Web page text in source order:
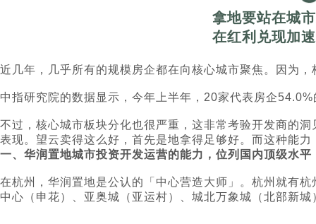
拿地要站在城
在红利兑现加
近几年，几乎所有的规模房企都在向核心城市聚焦。因为
中指研究院的数据显示，今年上半年，20家代表房企
不过，核心城市板块分化也很严重，这非常考验开发商的
表现。望云卖得这么好，首先是地拿得足够好。而这种能
一、华润置地城市投资开发运营的能力，位列国内顶级水
在杭州，华润置地是公认的「中心营造大师」。杭州就有
中心（申花）、亚奥城（亚运村）、城北万象城（北部新